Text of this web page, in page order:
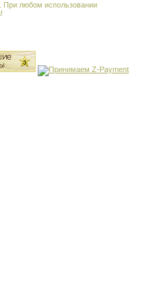
. При любом использовании